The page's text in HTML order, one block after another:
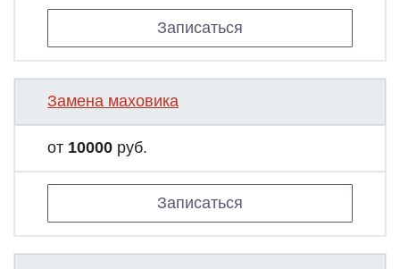
Записаться
Замена маховика
от 10000 руб.
Записаться